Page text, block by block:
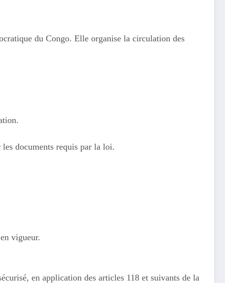
du Congo. Elle organise la circulation des
documents requis par la loi.
vigueur.
en application des articles 118 et suivants de la